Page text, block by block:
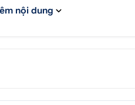
ôm sát phần kính trên cửa xe.
nội dung